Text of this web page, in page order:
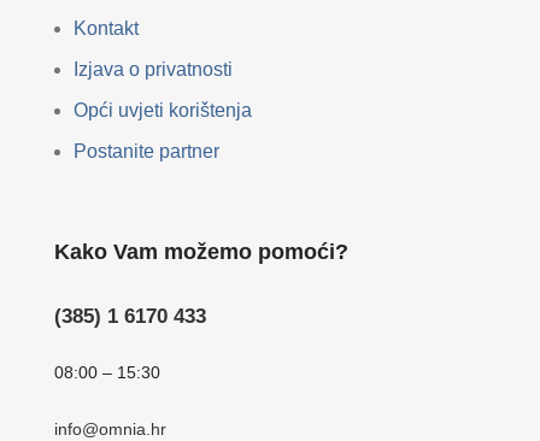
Kontakt
Izjava o privatnosti
Opći uvjeti korištenja
Postanite partner
Kako Vam možemo pomoći?
(385) 1 6170 433
08:00 – 15:30
info@omnia.hr